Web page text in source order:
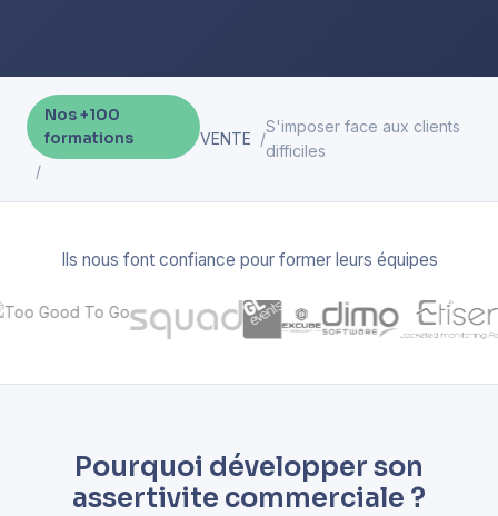
Nos +100
formations
VENTE
S'imposer face aux clients
difficiles
Ils nous font confiance pour former leurs équipes
Pourquoi développer son
assertivite commerciale ?